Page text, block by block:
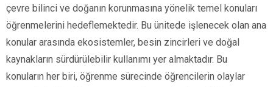
çevre bilinci ve doğanın korunmasına yönelik temel konuları
öğrenmelerini hedeflemektedir. Bu ünitede işlenecek olan ana
konular arasında ekosistemler, besin zincirleri ve doğal
kaynakların sürdürülebilir kullanımı yer almaktadır. Bu
konuların her biri, öğrenme sürecinde öğrencilerin olaylar